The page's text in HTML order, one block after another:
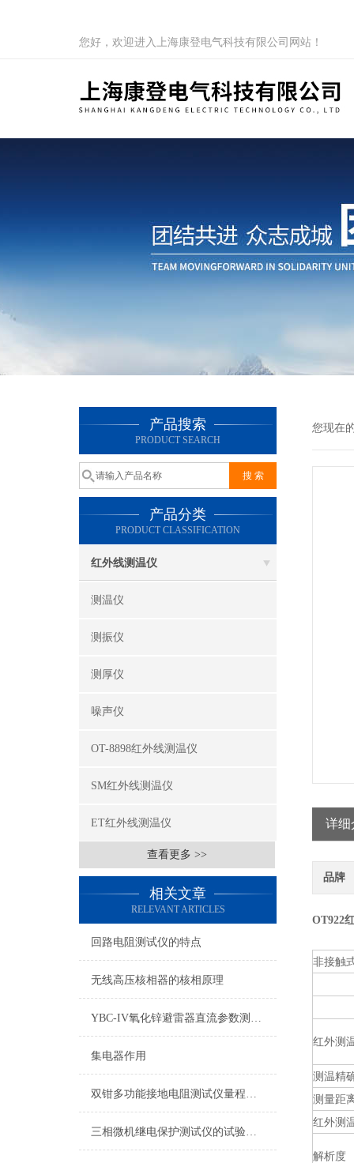
您好，欢迎进入上海康登电气科技有限公司网站！
产品搜索
PRODUCT SEARCH
产品分类
PRODUCT CLASSIFICATION
红外线测温仪
测温仪
测振仪
测厚仪
噪声仪
OT-8898红外线测温仪
SM红外线测温仪
ET红外线测温仪
查看更多 >>
相关文章
RELEVANT ARTICLES
回路电阻测试仪的特点
无线高压核相器的核相原理
YBC-IV氧化锌避雷器直流参数测试仪讲解
集电器作用
双钳多功能接地电阻测试仪量程及精度介绍
三相微机继电保护测试仪的试验方法
您现在
详细
品牌
OT922
非接触
红外测
测温精
测量距
红外测
解析度